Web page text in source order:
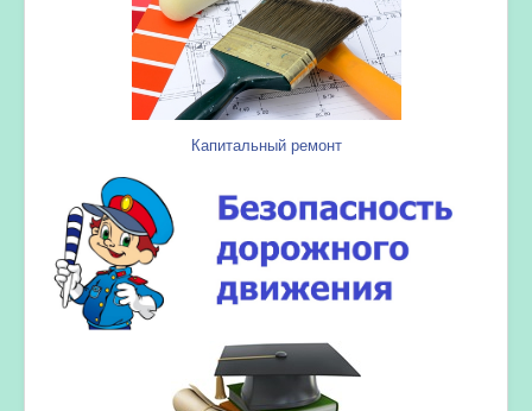
Капитальный ремонт